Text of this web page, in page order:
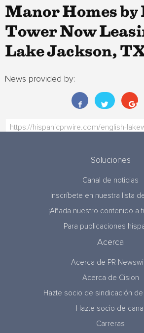
Manor Homes by
Tower Now
Lake Jackson,
News provided by:
Soluciones
Canal de noticias
Inscríbete en nuestra lista
¡Añada nuestro contenido a
Para publicaciones
Acerca
Acerca de PR
Acerca de Cision
Hazte socio de sindicación
Hazte socio de canal
Carreras